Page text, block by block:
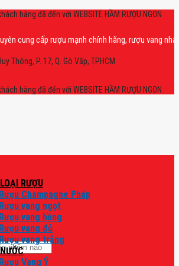
hàng đã đến với WEBSITE HẦM RƯỢU NGON
cấp rượu mạnh chính hãng, rượu vang nhập
Thông, P. 17, Q. Gò Vấp, TPHCM
hàng đã đến với WEBSITE HẦM RƯỢU NGON
RƯỢU
Rượu Champagne Pháp
Rượu vang ngọt
Rượu vang hồng
Rượu vang đỏ
vang trắng
Rượu Vang Ý